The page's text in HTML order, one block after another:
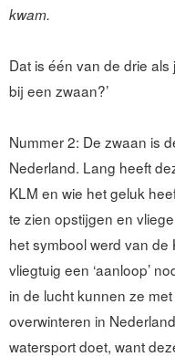
kwam.
Dat is één van de drie als
bij een zwaan?’
Nummer 2: De zwaan is
Nederland. Lang heeft
KLM en wie het geluk
te zien opstijgen en
het symbool werd van de
vliegtuig een ‘aanloop’
in de lucht kunnen ze
overwinteren in
watersport doet, want